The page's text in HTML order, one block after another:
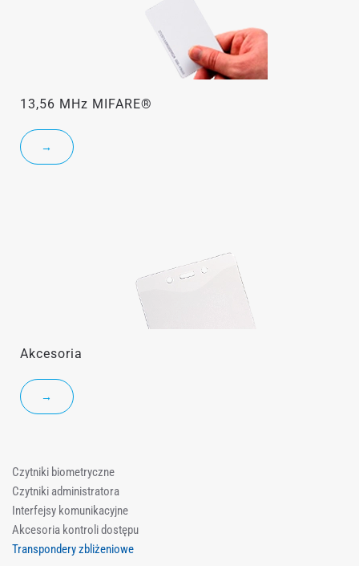
Czytniki biometryczne
Czytniki administratora
Interfejsy komunikacyjne
Akcesoria kontroli dostępu
Transpondery zbliżeniowe
13,56 MHz MIFARE®
→
Akcesoria
→